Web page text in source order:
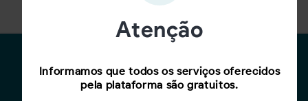
Para Candidatos
Busca de Oportunidades
Atenção
Informamos que todos os serviços oferecidos
pela plataforma são gratuitos.